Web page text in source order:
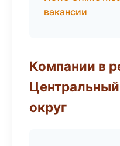
вакансии
Компании в
округ